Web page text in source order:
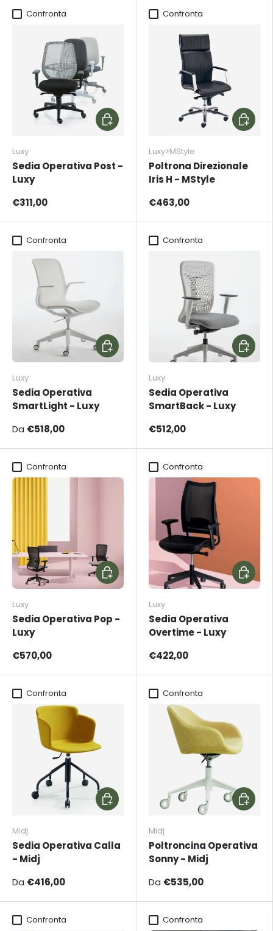
Confronta
Luxy
Sedia Operativa Post -
Luxy
€311,00
Aggiungi al carrello
Confronta
Luxy>MStyle
Poltrona Direzionale
Iris H - MStyle
€463,00
Confronta
Luxy
Sedia Operativa
SmartLight - Luxy
Da €518,00
Scegli opzioni
Confronta
Luxy
Sedia Operativa
SmartBack - Luxy
€512,00
Confronta
Luxy
Sedia Operativa Pop -
Luxy
€570,00
Aggiungi al carrello
Confronta
Luxy
Sedia Operativa
Overtime - Luxy
€422,00
Confronta
Midj
Sedia Operativa Calla
- Midj
Da €416,00
Scegli opzioni
Confronta
Midj
Poltroncina Operativa
Sonny - Midj
Da €535,00
Scegli
Confronta Confronta